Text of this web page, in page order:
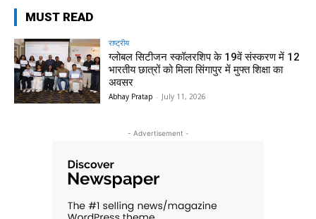
MUST READ
राष्ट्रीय
ग्लोबल सिटीजन स्कॉलरशिप के 19वें संस्करण में 12
भारतीय छात्रों को मिला सिंगापुर में मुफ्त शिक्षा का
अवसर
Abhay Pratap - July 11, 2026
- Advertisement -